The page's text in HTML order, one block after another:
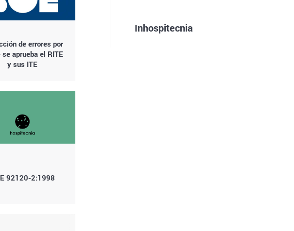
de errores por
se aprueba el RITE
y sus ITE
92120-2:1998
Inhospitecnia